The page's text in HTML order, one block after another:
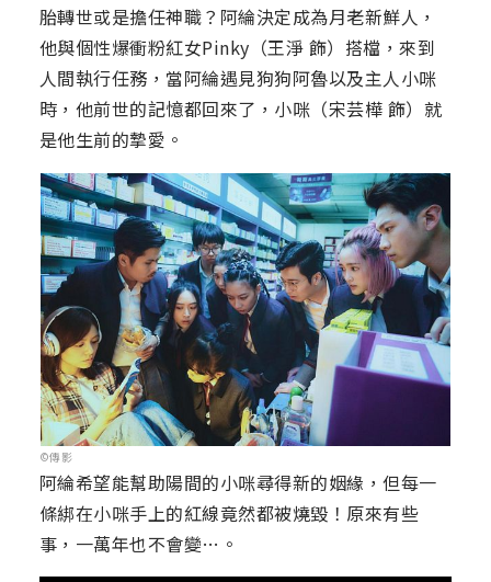
胎轉世或是擔任神職？阿綸決定成為月老新鮮人，
他與個性爆衝粉紅女Pinky（王淨 飾）搭檔，來到
人間執行任務，當阿綸遇見狗狗阿魯以及主人小咪
時，他前世的記憶都回來了，小咪（宋芸樺 飾）就
是他生前的摯愛。
©傳影
阿綸希望能幫助陽間的小咪尋得新的姻緣，但每一
條綁在小咪手上的紅線竟然都被燒毀！原來有些
事，一萬年也不會變…。